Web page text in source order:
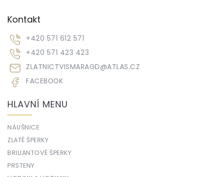
Kontakt
ZLATNICTVISMARAGD@ATLAS.CZ
+420 571 612 571
+420 571 423 423
FACEBOOK
HLAVNÍ MENU
NÁUŠNICE
ZLATÉ ŠPERKY
BRILIANTOVÉ ŠPERKY
PRSTENY